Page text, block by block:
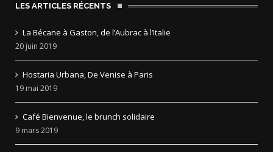
LES ARTICLES RÉCENTS
La Bécane à Gaston, de l’Aubrac à l’Italie
20 juin 2019
Hostaria Urbana, De Venise à Paris
19 mai 2019
Café Bienvenue, le brunch solidaire
9 mars 2019